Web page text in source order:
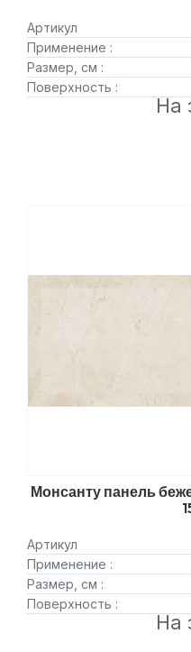
Артикул
Применение :
Размер, см :
Поверхность :
На
Монсанту панель
Артикул
Применение :
Размер, см :
Поверхность :
На